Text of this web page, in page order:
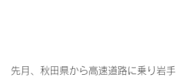
先月、秋田県から高速道路に乗り岩手